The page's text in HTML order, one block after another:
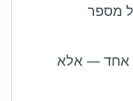
מספר
אחד — אלא